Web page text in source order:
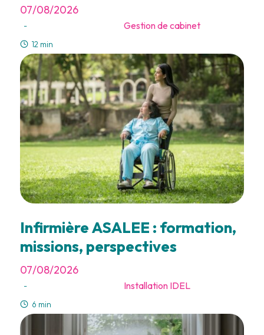
07/08/2026
- Gestion de cabinet
12 min
Infirmière ASALEE : formation,
missions, perspectives
07/08/2026
- Installation IDEL
6 min